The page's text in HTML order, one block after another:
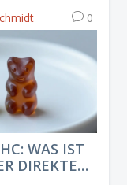
0
WAS IST
DIREKTE